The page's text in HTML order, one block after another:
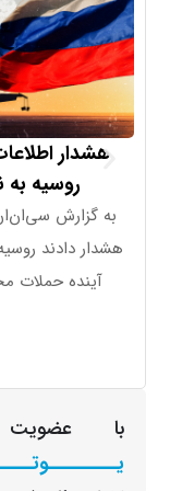
هشدار
روسیه
به گزارش
هشدار دادند
آینده حملات
با